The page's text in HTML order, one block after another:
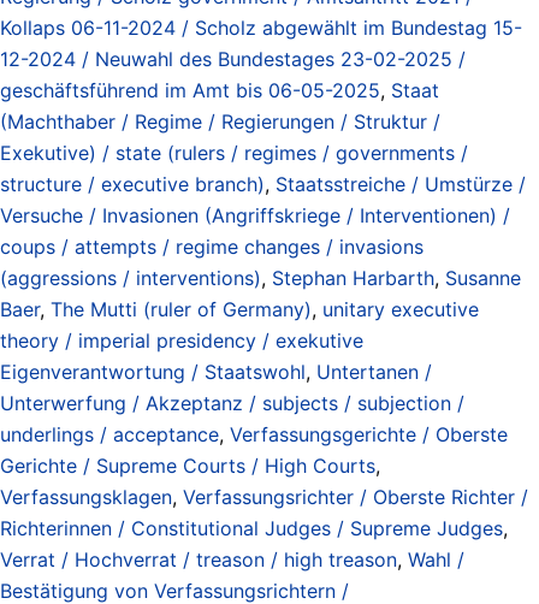
Kollaps 06-11-2024 / Scholz abgewählt im Bundestag 15-
12-2024 / Neuwahl des Bundestages 23-02-2025 /
geschäftsführend im Amt bis 06-05-2025, Staat
(Machthaber / Regime / Regierungen / Struktur /
Exekutive) / state (rulers / regimes / governments /
structure / executive branch), Staatsstreiche / Umstürze /
Versuche / Invasionen (Angriffskriege / Interventionen) /
coups / attempts / regime changes / invasions
(aggressions / interventions), Stephan Harbarth, Susanne
Baer, The Mutti (ruler of Germany), unitary executive
theory / imperial presidency / exekutive
Eigenverantwortung / Staatswohl, Untertanen /
Unterwerfung / Akzeptanz / subjects / subjection /
underlings / acceptance, Verfassungsgerichte / Oberste
Gerichte / Supreme Courts / High Courts,
Verfassungsklagen, Verfassungsrichter / Oberste Richter /
Richterinnen / Constitutional Judges / Supreme Judges,
Verrat / Hochverrat / treason / high treason, Wahl /
Bestätigung von Verfassungsrichtern /